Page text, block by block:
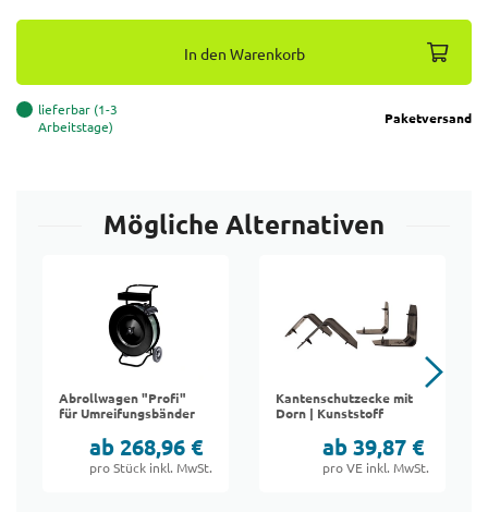
In den Warenkorb
lieferbar (1-3
Arbeitstage)
Paketversand
Mögliche Alternativen
Abrollwagen "Profi"
für Umreifungsbänder
ab 268,96 €
pro Stück inkl. MwSt.
Kantenschutzecke mit
Dorn | Kunststoff
ab 39,87 €
pro VE inkl. MwSt.